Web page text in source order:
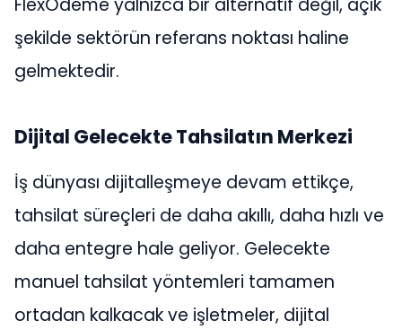
FlexÖdeme yalnızca bir alternatif değil, açık
şekilde sektörün referans noktası haline
gelmektedir.
Dijital Gelecekte Tahsilatın Merkezi
İş dünyası dijitalleşmeye devam ettikçe,
tahsilat süreçleri de daha akıllı, daha hızlı ve
daha entegre hale geliyor. Gelecekte
manuel tahsilat yöntemleri tamamen
ortadan kalkacak ve işletmeler, dijital